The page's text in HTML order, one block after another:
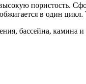
пористость.
в один
бассейна, камина